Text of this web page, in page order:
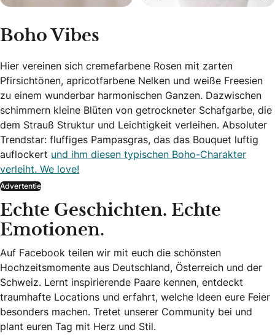
Boho Vibes
Hier vereinen sich cremefarbene Rosen mit zarten
Pfirsichtönen, apricotfarbene Nelken und weiße Freesien
zu einem wunderbar harmonischen Ganzen. Dazwischen
schimmern kleine Blüten von getrockneter Schafgarbe, die
dem Strauß Struktur und Leichtigkeit verleihen. Absoluter
Trendstar: fluffiges Pampasgras, das das Bouquet luftig
auflockert und ihm diesen typischen Boho-Charakter
verleiht. We love!
Advertentie
Echte Geschichten. Echte
Emotionen.
Auf Facebook teilen wir mit euch die schönsten
Hochzeitsmomente aus Deutschland, Österreich und der
Schweiz. Lernt inspirierende Paare kennen, entdeckt
traumhafte Locations und erfahrt, welche Ideen eure Feier
besonders machen. Tretet unserer Community bei und
plant euren Tag mit Herz und Stil.